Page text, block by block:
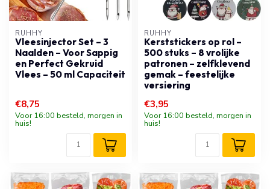
RUHHY
Vleesinjector Set – 3
Naalden – Voor Sappig
en Perfect Gekruid
Vlees – 50 ml Capaciteit
€8,75
Voor 16:00 besteld, morgen in
huis!
RUHHY
Kerststickers op rol –
500 stuks – 8 vrolijke
patronen – zelfklevend
gemak – feestelijke
versiering
€3,95
Voor 16:00 besteld, morgen in
huis!